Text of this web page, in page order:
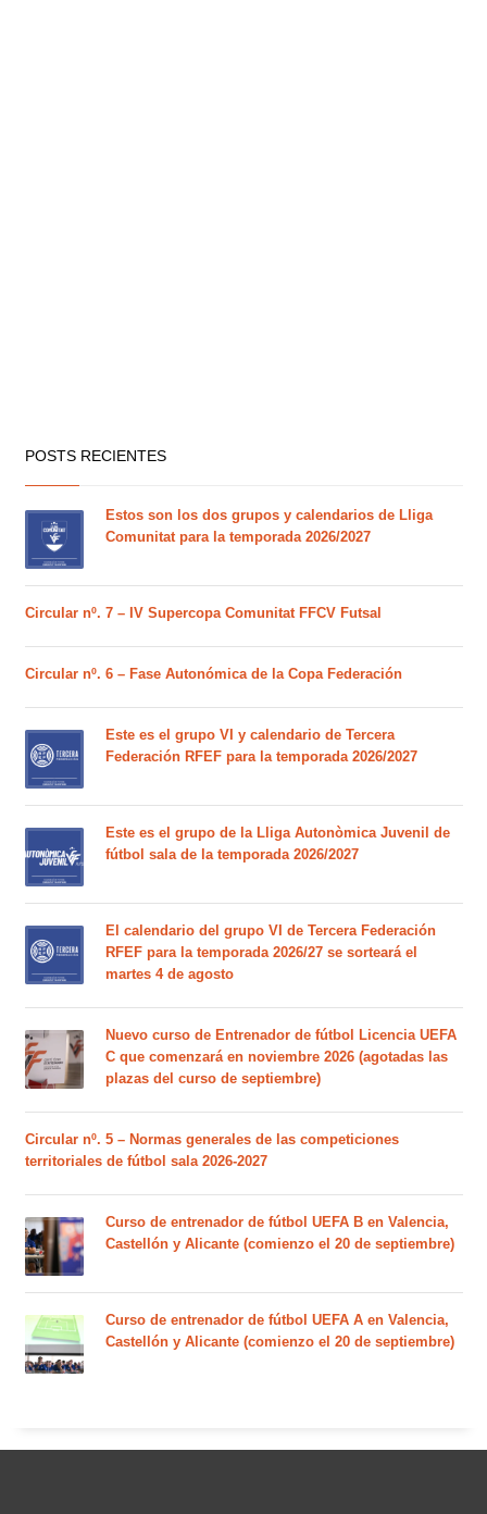
POSTS RECIENTES
Estos son los dos grupos y calendarios de Lliga
Comunitat para la temporada 2026/2027
Circular nº. 7 – IV Supercopa Comunitat FFCV Futsal
Circular nº. 6 – Fase Autonómica de la Copa Federación
Este es el grupo VI y calendario de Tercera
Federación RFEF para la temporada 2026/2027
Este es el grupo de la Lliga Autonòmica Juvenil de
fútbol sala de la temporada 2026/2027
El calendario del grupo VI de Tercera Federación
RFEF para la temporada 2026/27 se sorteará el
martes 4 de agosto
Nuevo curso de Entrenador de fútbol Licencia UEFA
C que comenzará en noviembre 2026 (agotadas las
plazas del curso de septiembre)
Circular nº. 5 – Normas generales de las competiciones
territoriales de fútbol sala 2026-2027
Curso de entrenador de fútbol UEFA B en Valencia,
Castellón y Alicante (comienzo el 20 de septiembre)
Curso de entrenador de fútbol UEFA A en Valencia,
Castellón y Alicante (comienzo el 20 de septiembre)